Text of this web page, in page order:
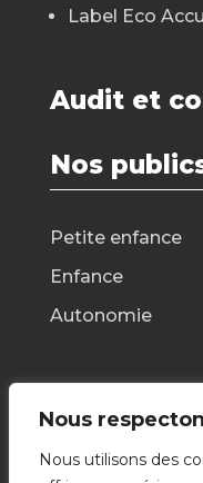
Nous
Nous utilisons des
Label Eco
Audit et
Nos
Petite enfance
Enfance
Autonomie